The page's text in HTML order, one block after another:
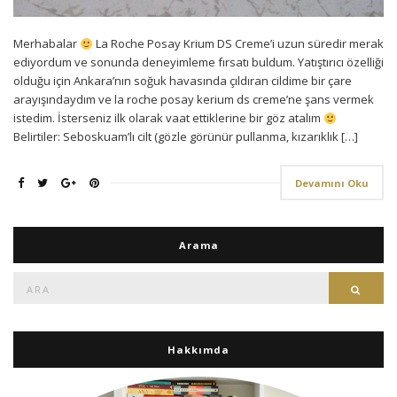
Merhabalar
La Roche Posay Krium DS Creme’i uzun süredir merak
ediyordum ve sonunda deneyimleme fırsatı buldum. Yatıştırıcı özelliği
olduğu için Ankara’nın soğuk havasında çıldıran cildime bir çare
arayışındaydım ve la roche posay kerium ds creme’ne şans vermek
istedim. İsterseniz ilk olarak vaat ettiklerine bir göz atalım
Belirtiler: Seboskuam’lı cilt (gözle görünür pullanma, kızarıklık […]
Devamını Oku
Arama
Hakkımda